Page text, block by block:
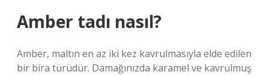
Amber tadı nasıl?
Amber, maltın en az iki kez kavrulmasıyla elde edilen
bir bira türüdür. Damağınızda karamel ve kavrulmuş